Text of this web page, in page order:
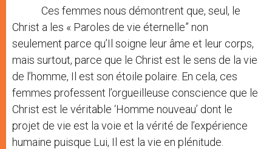
Ces femmes nous démontrent que, seul, le
Christ a les « Paroles de vie éternelle” non
seulement parce qu’Il soigne leur âme et leur corps,
mais surtout, parce que le Christ est le sens de la vie
de l’homme, Il est son étoile polaire. En cela, ces
femmes professent l’orgueilleuse conscience que le
Christ est le véritable ‘Homme nouveau’ dont le
projet de vie est la voie et la vérité de l’expérience
humaine puisque Lui, Il est la vie en plénitude.